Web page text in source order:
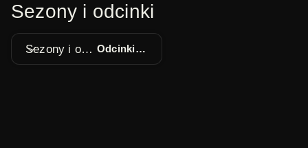
Sezony i odcinki
Sezony i odcinki Odcinki 1 - 5